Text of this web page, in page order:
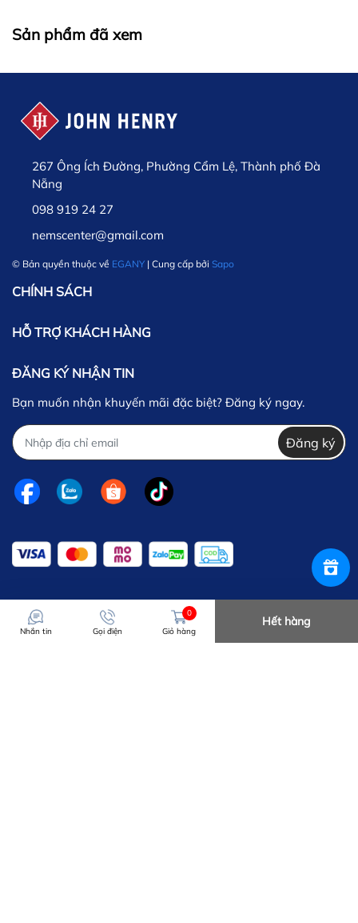
Sản phẩm đã xem
267 Ông Ích Đường, Phường Cẩm Lệ, Thành phố Đà
Nẵng
098 919 24 27
nemscenter@gmail.com
© Bản quyền thuộc về EGANY | Cung cấp bởi Sapo
CHÍNH SÁCH
HỖ TRỢ KHÁCH HÀNG
ĐĂNG KÝ NHẬN TIN
Bạn muốn nhận khuyến mãi đặc biệt? Đăng ký ngay.
Đăng ký
Nhắn tin Gọi điện
0
Giỏ hàng
Hết hàng